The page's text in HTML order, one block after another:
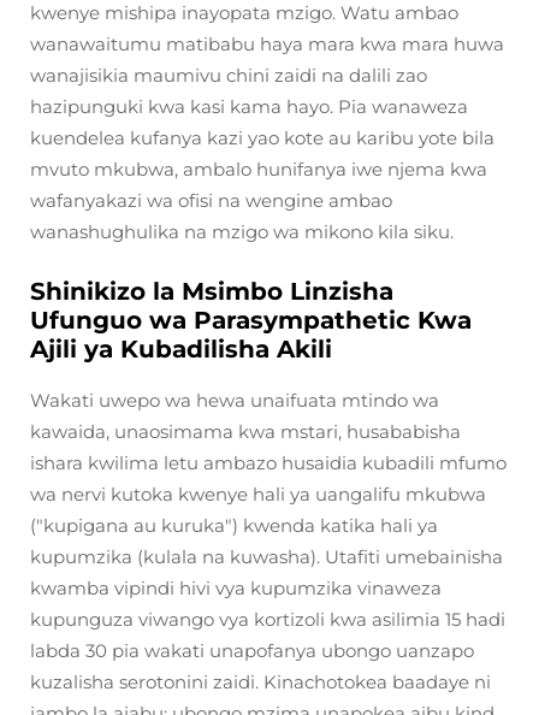
kwenye mishipa inayopata mzigo. Watu ambao
wanawaitumu matibabu haya mara kwa mara huwa
wanajisikia maumivu chini zaidi na dalili zao
hazipunguki kwa kasi kama hayo. Pia wanaweza
kuendelea kufanya kazi yao kote au karibu yote bila
mvuto mkubwa, ambalo hunifanya iwe njema kwa
wafanyakazi wa ofisi na wengine ambao
wanashughulika na mzigo wa mikono kila siku.
Shinikizo la Msimbo Linzisha
Ufunguo wa Parasympathetic Kwa
Ajili ya Kubadilisha Akili
Wakati uwepo wa hewa unaifuata mtindo wa
kawaida, unaosimama kwa mstari, husababisha
ishara kwilima letu ambazo husaidia kubadili mfumo
wa nervi kutoka kwenye hali ya uangalifu mkubwa
("kupigana au kuruka") kwenda katika hali ya
kupumzika (kulala na kuwasha). Utafiti umebainisha
kwamba vipindi hivi vya kupumzika vinaweza
kupunguza viwango vya kortizoli kwa asilimia 15 hadi
labda 30 pia wakati unapofanya ubongo uanzapo
kuzalisha serotonini zaidi. Kinachotokea baadaye ni